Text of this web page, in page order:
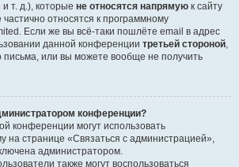
т. д.), которые не относятся напрямую к сайту
относятся к программному
Если же вы всё-таки пошлёте email в адрес
данной конференции третьей стороной,
письма, или вы можете вообще не получить
конференции?
конференции могут использовать
на странице «Связаться с администрацией»,
администратором.
также могут воспользоваться